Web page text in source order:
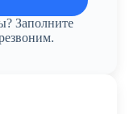
Заполните